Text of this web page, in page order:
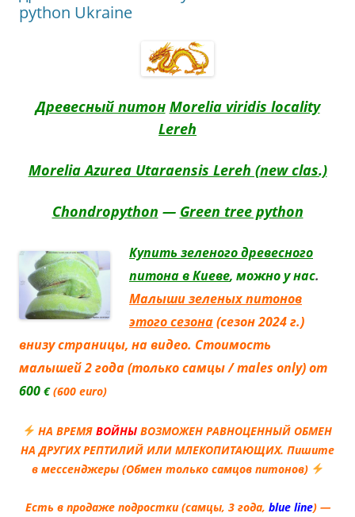
python Ukraine
Древесный питон Morelia viridis locality
Lereh
Morelia Azurea Utaraensis Lereh (new clas.)
Chondropython — Green tree python
Купить зеленого древесного
питона в Киеве, можно у нас.
Малыши зеленых питонов
этого сезона(сезон 2024 г.)
внизу страницы, на видео. Стоимость
малышей 2 года(только самцы / males only)от
600 €(600 euro)
НА ВРЕМЯ ВОЙНЫ ВОЗМОЖЕН РАВНОЦЕННЫЙ ОБМЕН
НА ДРУГИХ РЕПТИЛИЙ ИЛИ МЛЕКОПИТАЮЩИХ. Пишите
в мессенджеры (Обмен только самцов питонов)
Есть в продаже подростки (самцы, 3 года, blue line) —